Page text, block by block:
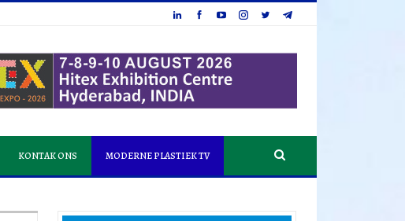
KONTAK ONS MODERNE PLASTIEK TV